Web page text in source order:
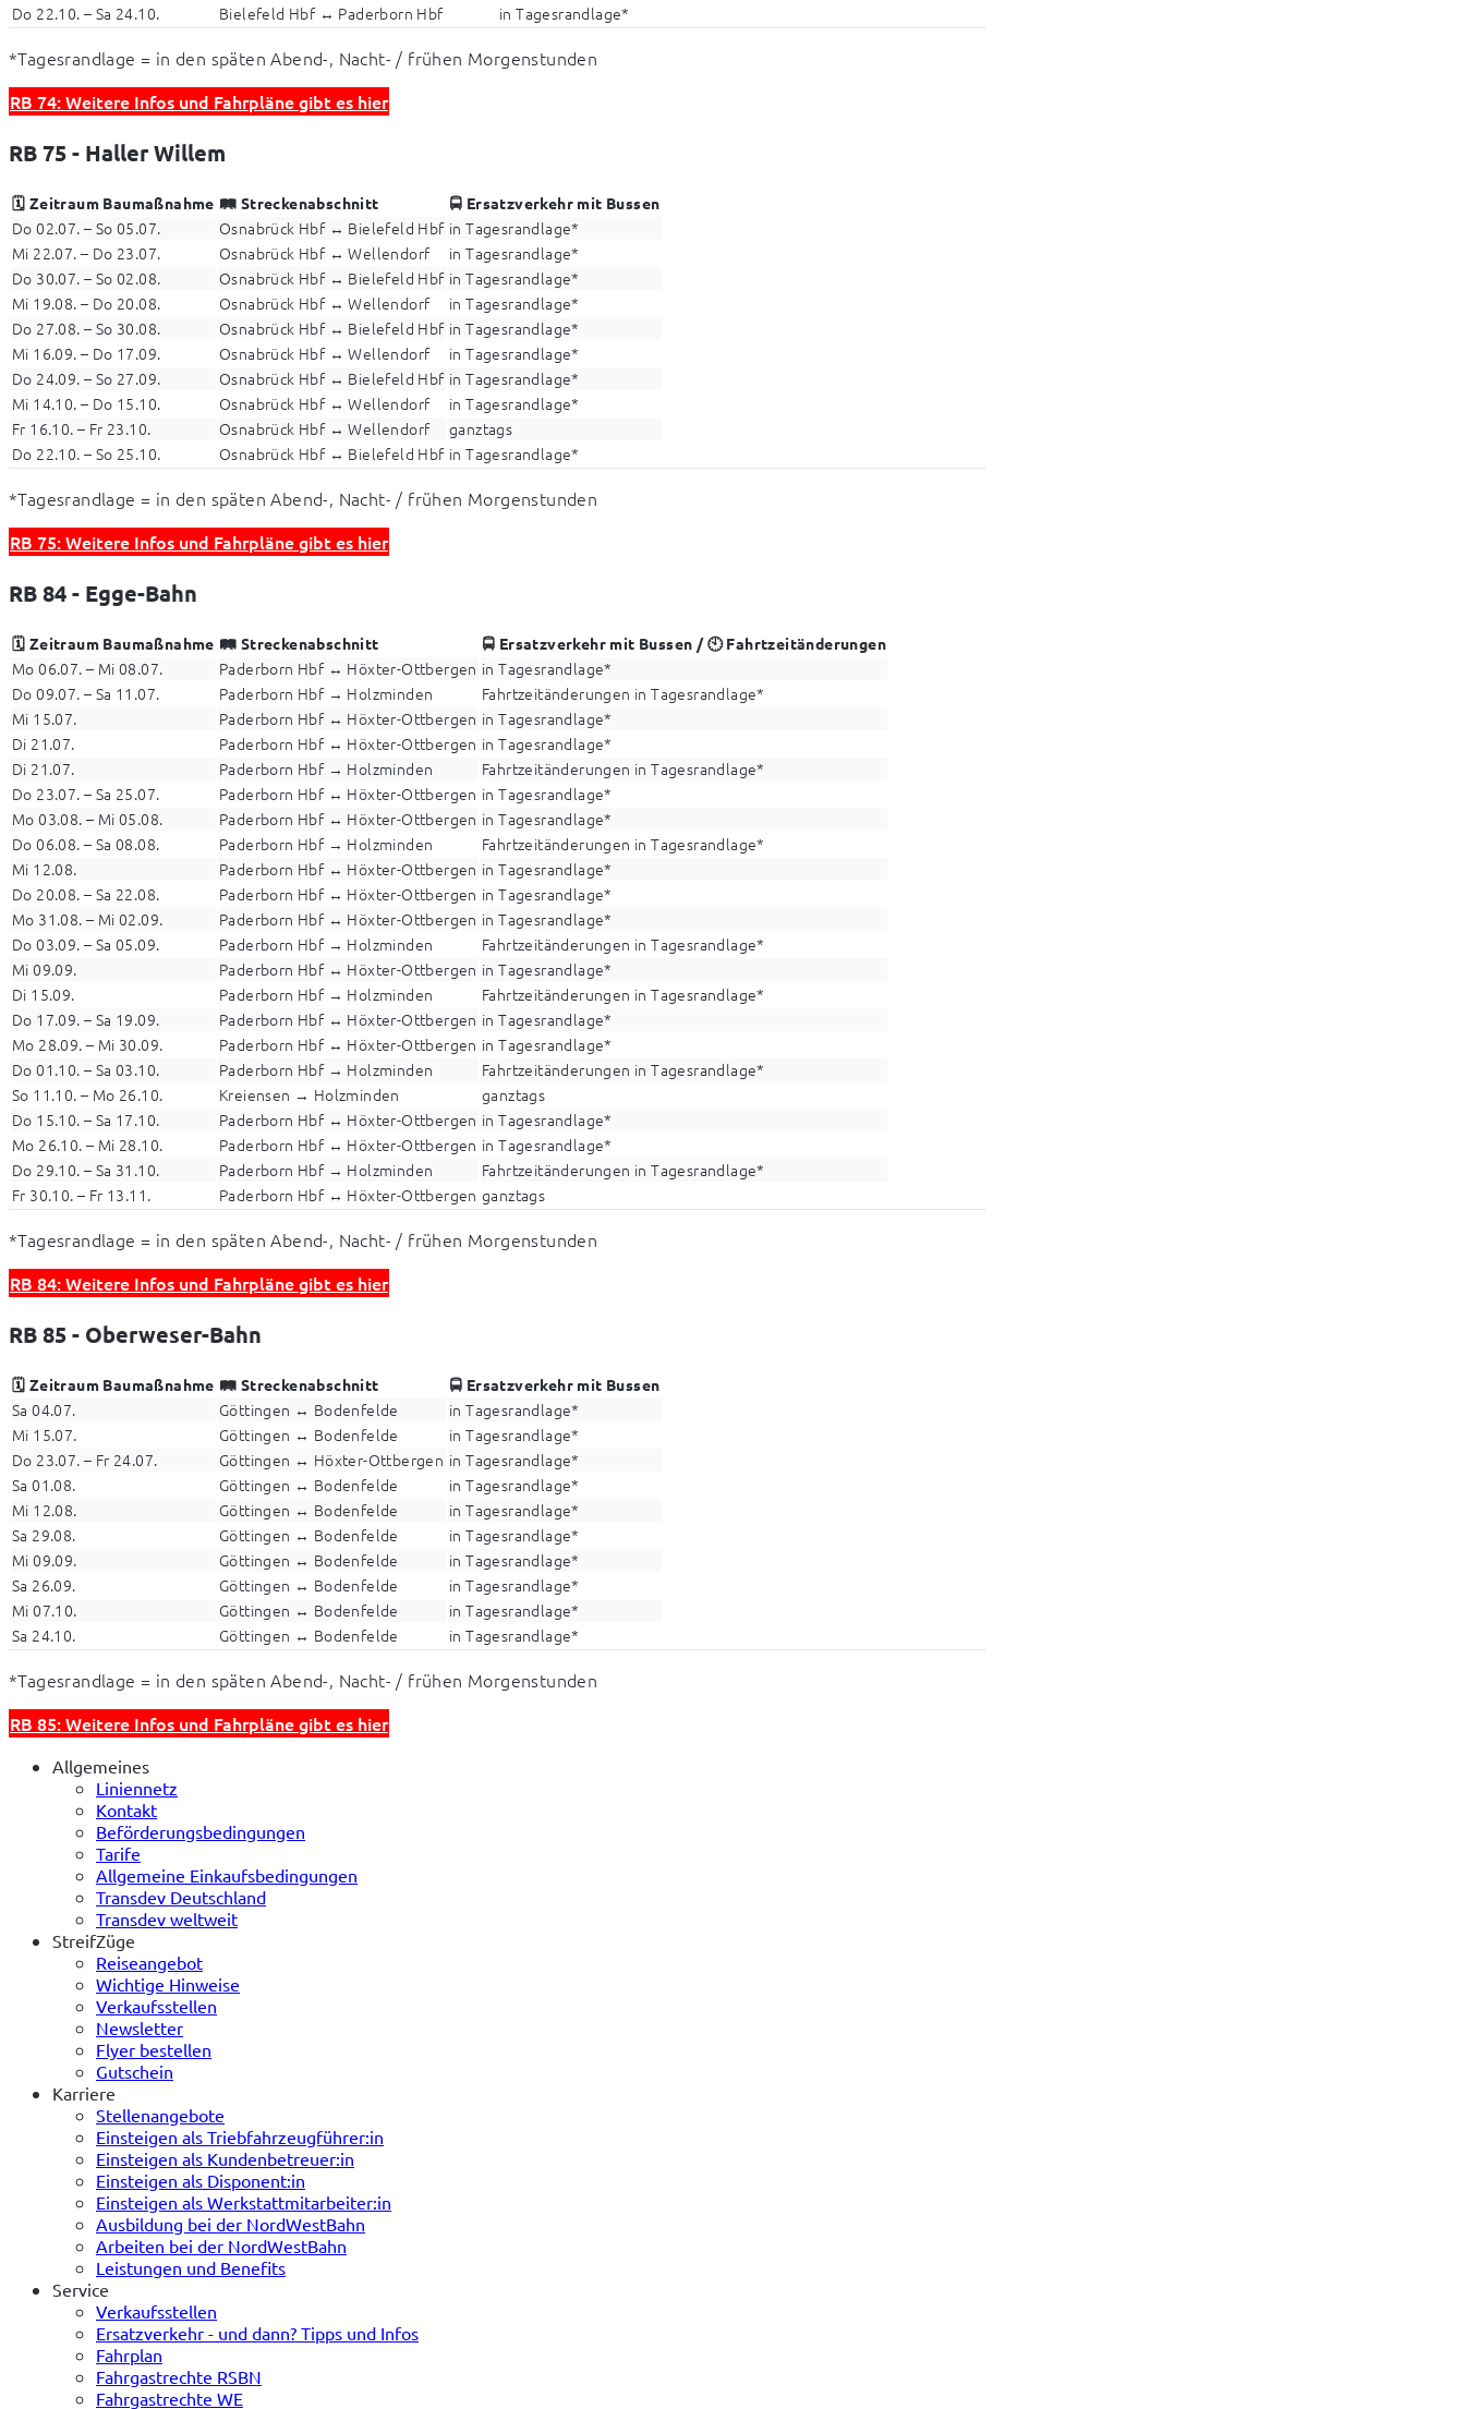
Do 22.10. – Sa 24.10.
Bielefeld Hbf ↔ Paderborn Hbf in Tagesrandlage*
*Tagesrandlage = in den späten Abend-, Nacht- / frühen Morgenstunden
RB 74: Weitere Infos und Fahrpläne gibt es hier
RB 75 - Haller Willem
🗓️ Zeitraum Baumaßnahme 🛤️ Streckenabschnitt 🚍 Ersatzverkehr mit Bussen
Do 02.07. – So 05.07. Osnabrück Hbf ↔ Bielefeld Hbf in Tagesrandlage*
Mi 22.07. – Do 23.07.
Osnabrück Hbf ↔ Wellendorf
in Tagesrandlage*
Do 30.07. – So 02.08.
Osnabrück Hbf ↔ Bielefeld Hbf in Tagesrandlage*
Mi 19.08. – Do 20.08.
Osnabrück Hbf ↔ Wellendorf
in Tagesrandlage*
Do 27.08. – So 30.08.
Osnabrück Hbf ↔ Bielefeld Hbf in Tagesrandlage*
Mi 16.09. – Do 17.09.
Osnabrück Hbf ↔ Wellendorf
in Tagesrandlage*
Do 24.09. – So 27.09.
Osnabrück Hbf ↔ Bielefeld Hbf in Tagesrandlage*
Mi 14.10. – Do 15.10.
Osnabrück Hbf ↔ Wellendorf
in Tagesrandlage*
Fr 16.10. – Fr 23.10.
Osnabrück Hbf ↔ Wellendorf
ganztags
Do 22.10. – So 25.10.
Osnabrück Hbf ↔ Bielefeld Hbf in Tagesrandlage*
*Tagesrandlage = in den späten Abend-, Nacht- / frühen Morgenstunden
RB 75: Weitere Infos und Fahrpläne gibt es hier
RB 84 - Egge-Bahn
🗓️ Zeitraum Baumaßnahme 🛤️ Streckenabschnitt 🚍 Ersatzverkehr mit Bussen / 🕙 Fahrtzeitänderungen
Mo 06.07. – Mi 08.07. Paderborn Hbf ↔ Höxter-Ottbergen in Tagesrandlage*
Do 09.07. – Sa 11.07.
Paderborn Hbf → Holzminden
Fahrtzeitänderungen in Tagesrandlage*
Mi 15.07.
Paderborn Hbf ↔ Höxter-Ottbergen in Tagesrandlage*
Di 21.07.
Paderborn Hbf ↔ Höxter-Ottbergen in Tagesrandlage*
Di 21.07.
Paderborn Hbf → Holzminden
Fahrtzeitänderungen in Tagesrandlage*
Do 23.07. – Sa 25.07.
Paderborn Hbf ↔ Höxter-Ottbergen in Tagesrandlage*
Mo 03.08. – Mi 05.08.
Paderborn Hbf ↔ Höxter-Ottbergen in Tagesrandlage*
Do 06.08. – Sa 08.08.
Paderborn Hbf → Holzminden
Fahrtzeitänderungen in Tagesrandlage*
Mi 12.08.
Paderborn Hbf ↔ Höxter-Ottbergen in Tagesrandlage*
Do 20.08. – Sa 22.08.
Paderborn Hbf ↔ Höxter-Ottbergen in Tagesrandlage*
Mo 31.08. – Mi 02.09.
Paderborn Hbf ↔ Höxter-Ottbergen in Tagesrandlage*
Do 03.09. – Sa 05.09.
Paderborn Hbf → Holzminden
Fahrtzeitänderungen in Tagesrandlage*
Mi 09.09.
Paderborn Hbf ↔ Höxter-Ottbergen in Tagesrandlage*
Di 15.09.
Paderborn Hbf → Holzminden
Fahrtzeitänderungen in Tagesrandlage*
Do 17.09. – Sa 19.09.
Paderborn Hbf ↔ Höxter-Ottbergen in Tagesrandlage*
Mo 28.09. – Mi 30.09.
Paderborn Hbf ↔ Höxter-Ottbergen in Tagesrandlage*
Do 01.10. – Sa 03.10.
Paderborn Hbf → Holzminden
Fahrtzeitänderungen in Tagesrandlage*
So 11.10. – Mo 26.10.
Kreiensen → Holzminden
ganztags
Do 15.10. – Sa 17.10.
Paderborn Hbf ↔ Höxter-Ottbergen in Tagesrandlage*
Mo 26.10. – Mi 28.10.
Paderborn Hbf ↔ Höxter-Ottbergen in Tagesrandlage*
Do 29.10. – Sa 31.10.
Paderborn Hbf → Holzminden
Fahrtzeitänderungen in Tagesrandlage*
Fr 30.10. – Fr 13.11.
Paderborn Hbf ↔ Höxter-Ottbergen ganztags
*Tagesrandlage = in den späten Abend-, Nacht- / frühen Morgenstunden
RB 84: Weitere Infos und Fahrpläne gibt es hier
RB 85 - Oberweser-Bahn
🗓️ Zeitraum Baumaßnahme 🛤️ Streckenabschnitt 🚍 Ersatzverkehr mit Bussen
Sa 04.07. Göttingen ↔ Bodenfelde
in Tagesrandlage*
Mi 15.07.
Göttingen ↔ Bodenfelde
in Tagesrandlage*
Do 23.07. – Fr 24.07.
Göttingen ↔ Höxter-Ottbergen in Tagesrandlage*
Sa 01.08.
Göttingen ↔ Bodenfelde
in Tagesrandlage*
Mi 12.08.
Göttingen ↔ Bodenfelde
in Tagesrandlage*
Sa 29.08.
Göttingen ↔ Bodenfelde
in Tagesrandlage*
Mi 09.09.
Göttingen ↔ Bodenfelde
in Tagesrandlage*
Sa 26.09.
Göttingen ↔ Bodenfelde
in Tagesrandlage*
Mi 07.10.
Göttingen ↔ Bodenfelde
in Tagesrandlage*
Sa 24.10.
Göttingen ↔ Bodenfelde in Tagesrandlage*
*Tagesrandlage = in den späten Abend-, Nacht- / frühen Morgenstunden
RB 85: Weitere Infos und Fahrpläne gibt es hier
Allgemeines
Liniennetz
Kontakt
Beförderungsbedingungen
Tarife
Allgemeine Einkaufsbedingungen
Transdev Deutschland
Transdev weltweit
StreifZüge
Reiseangebot
Wichtige Hinweise
Verkaufsstellen
Newsletter
Flyer bestellen
Gutschein
Karriere
Stellenangebote
Einsteigen als Triebfahrzeugführer:in
Einsteigen als Kundenbetreuer:in
Einsteigen als Disponent:in
Einsteigen als Werkstattmitarbeiter:in
Ausbildung bei der NordWestBahn
Arbeiten bei der NordWestBahn
Leistungen und Benefits
Service
Verkaufsstellen
Ersatzverkehr - und dann? Tipps und Infos
Fahrplan
Fahrgastrechte RSBN
Fahrgastrechte WE